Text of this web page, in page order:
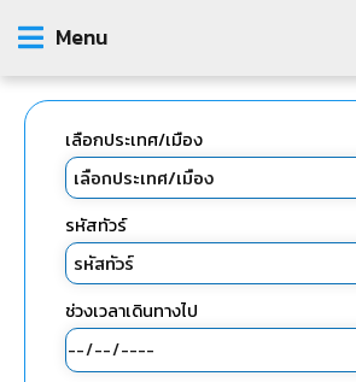
Menu
เลือกประเทศ/เมือง
รหัสทัวร์
ช่วงเวลาเดินทางไป